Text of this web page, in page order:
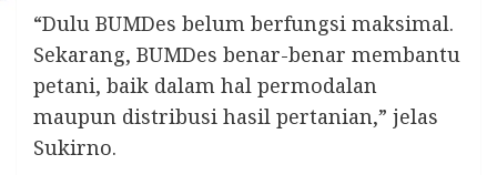
“Dulu BUMDes belum berfungsi maksimal.
Sekarang, BUMDes benar-benar membantu
petani, baik dalam hal permodalan
maupun distribusi hasil pertanian,” jelas
Sukirno.